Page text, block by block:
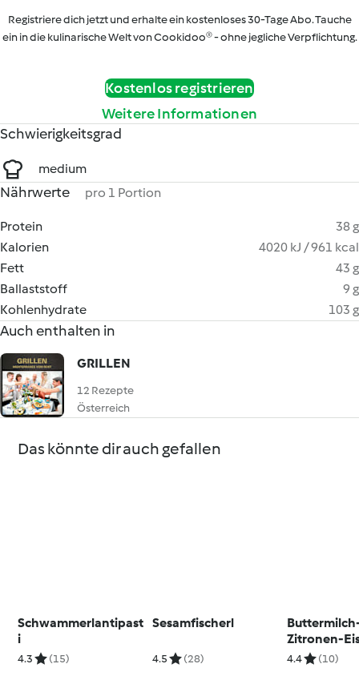
Registriere dich jetzt und erhalte ein kostenloses 30-Tage Abo. Tauche
ein in die kulinarische Welt von Cookidoo® - ohne jegliche Verpflichtung.
Kostenlos registrieren
Weitere Informationen
Schwierigkeitsgrad
medium
Nährwerte pro 1 Portion
Protein
38 g
Kalorien
4020 kJ / 961 kcal
Fett
43 g
Ballaststoff
9 g
Kohlenhydrate
103 g
Auch enthalten in
GRILLEN
12 Rezepte
Österreich
Das könnte dir auch gefallen
Schwammerlantipast
i
4.3 (15)
Sesamfischerl
4.5 (28)
Zitronen-
4.4 (10)